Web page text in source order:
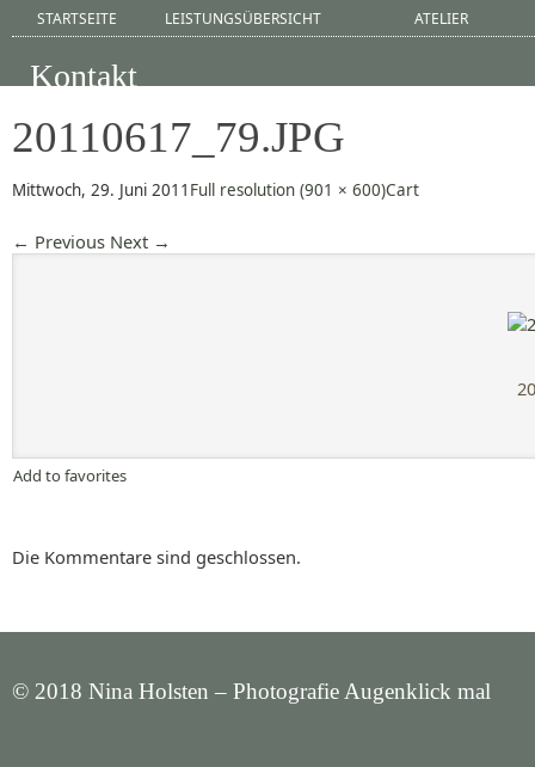
STARTSEITE LEISTUNGSÜBERSICHT ATELIER
Kontakt
20110617_79.JPG
Mittwoch, 29. Juni 2011 Full resolution (901 × 600)Cart
← Previous Next →
Add to favorites
Die Kommentare sind geschlossen.
© 2018 Nina Holsten – Photografie Augenklick mal